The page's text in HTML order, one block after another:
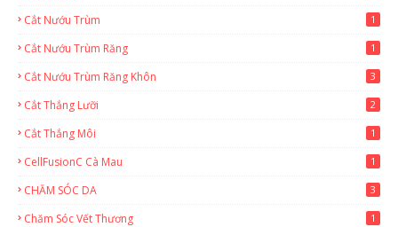
Cắt Nướu Trùm 1
Cắt Nướu Trùm Răng 1
Cắt Nướu Trùm Răng Khôn 3
Cắt Thắng Lưỡi 2
Cắt Thắng Môi 1
CellFusionC Cà Mau 1
CHĂM SÓC DA 3
Chăm Sóc Vết Thương 1